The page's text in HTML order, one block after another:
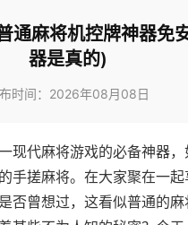
通麻将机控牌神器免
器是真的)
时间：2026年08月08日
现代麻将游戏的必备神器
手搓麻将。在大家聚在一
否曾想过，这看似普通的麻